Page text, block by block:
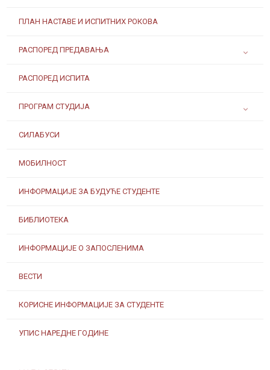
ПЛАН НАСТАВЕ И ИСПИТНИХ РОКОВА
РАСПОРЕД ПРЕДАВАЊА
РАСПОРЕД ИСПИТА
ПРОГРАМ СТУДИЈА
СИЛАБУСИ
МОБИЛНОСТ
ИНФОРМАЦИЈЕ ЗА БУДУЋЕ СТУДЕНТЕ
БИБЛИОТЕКА
ИНФОРМАЦИЈЕ О ЗАПОСЛЕНИМА
ВЕСТИ
КОРИСНЕ ИНФОРМАЦИЈЕ ЗА СТУДЕНТЕ
УПИС НАРЕДНЕ ГОДИНЕ